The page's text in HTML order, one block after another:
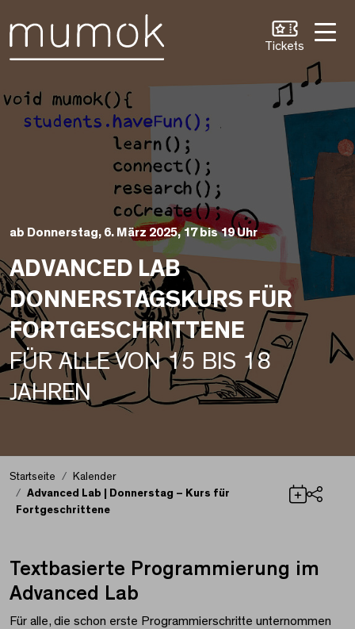
Tickets
ab Donnerstag, 6. März 2025, 17 bis 19 Uhr
ADVANCED LAB
DONNERSTAGSKURS FÜR
FORTGESCHRITTENE
FÜR ALLE VON 15 BIS 18
JAHREN
Startseite
Kalender
Advanced Lab | Donnerstag – Kurs für
Fortgeschrittene
Advanced Lab |
Textbasierte Programmierung im
Advanced Lab
Für alle, die schon erste Programmierschritte unternommen